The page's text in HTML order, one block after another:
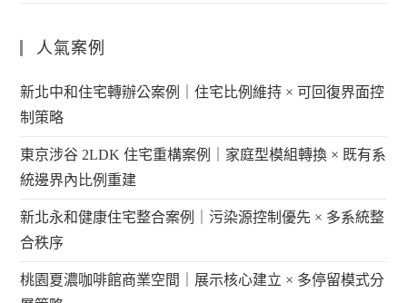
人氣案例
新北中和住宅轉辦公案例｜住宅比例維持 × 可回復界面控
制策略
東京涉谷 2LDK 住宅重構案例｜家庭型模組轉換 × 既有系
統邊界內比例重建
新北永和健康住宅整合案例｜污染源控制優先 × 多系統整
合秩序
桃園夏濃咖啡館商業空間｜展示核心建立 × 多停留模式分